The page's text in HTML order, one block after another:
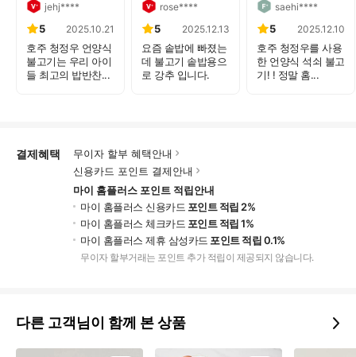
jehj****
5 2025.10.21
호주 청정우 언양식
불고기는 우리 아이
들 최고의 밥반찬...
rose****
5 2025.12.13
요즘 솥밥에 빠졌는
데 불고기 솥밥용으
로 강추 입니다.
saehi****
5 2025.12.10
호주 청정우를 사용
한 언양식 석쇠 불고
기! ! 정말 홈...
결제혜택
무이자 할부 혜택안내
신용카드 포인트 결제안내
마이 홈플러스 포인트 적립안내
마이 홈플러스 신용카드 포인트 적립 2%
마이 홈플러스 체크카드 포인트 적립 1%
마이 홈플러스 제휴 삼성카드 포인트 적립 0.1%
무이자 할부거래는 포인트 추가 적립이 제공되지 않습니다.
다른 고객님이 함께 본 상품